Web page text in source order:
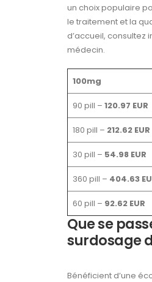
un choix populaire
le traitement et la
d’accueil, consultez
médecin.
100mg
90 pill – 120.97 EUR
180 pill – 212.62 EUR
30 pill – 54.98 EUR
360 pill – 404.63
60 pill – 92.62 EUR
Que se
surdosage
Bénéficient d’une